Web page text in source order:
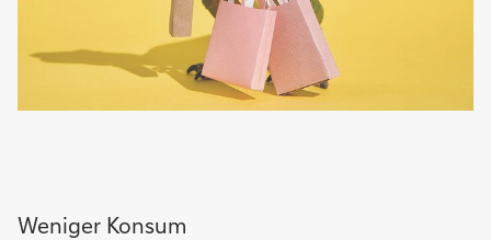
Weniger Konsum